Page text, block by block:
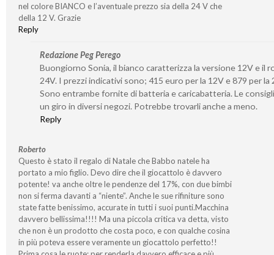
nel colore BIANCO e l’aventuale prezzo sia della 24 V che
della 12 V. Grazie
Reply
Redazione Peg Perego
Buongiorno Sonia, il bianco caratterizza la versione 12V e il
24V. I prezzi indicativi sono; 415 euro per la 12V e 879 per la
Sono entrambe fornite di batteria e caricabatteria. Le
un giro in diversi negozi. Potrebbe trovarli anche a meno.
Reply
Roberto
Questo è stato il regalo di Natale che Babbo natele ha
portato a mio figlio. Devo dire che il giocattolo è davvero
potente! va anche oltre le pendenze del 17%, con due bimbi
non si ferma davanti a “niente”. Anche le sue rifiniture sono
state fatte benissimo, accurate in tutti i suoi punti.Macchina
davvero bellissima!!!! Ma una piccola critica va detta, visto
che non è un prodotto che costa poco, e con qualche cosina
in più poteva essere veramente un giocattolo perfetto!!